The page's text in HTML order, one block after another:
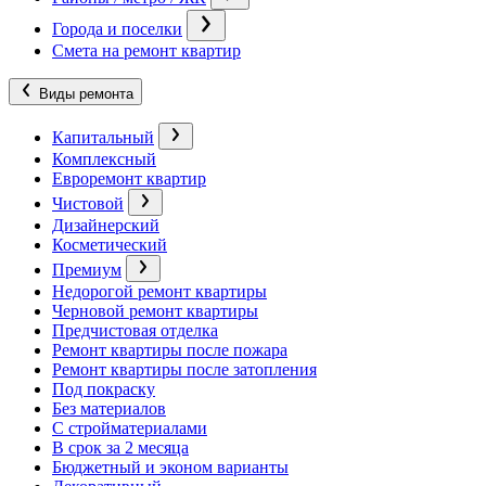
Города и поселки
Смета на ремонт квартир
Виды ремонта
Капитальный
Комплексный
Евроремонт квартир
Чистовой
Дизайнерский
Косметический
Премиум
Недорогой ремонт квартиры
Черновой ремонт квартиры
Предчистовая отделка
Ремонт квартиры после пожара
Ремонт квартиры после затопления
Под покраску
Без материалов
С стройматериалами
В срок за 2 месяца
Бюджетный и эконом варианты